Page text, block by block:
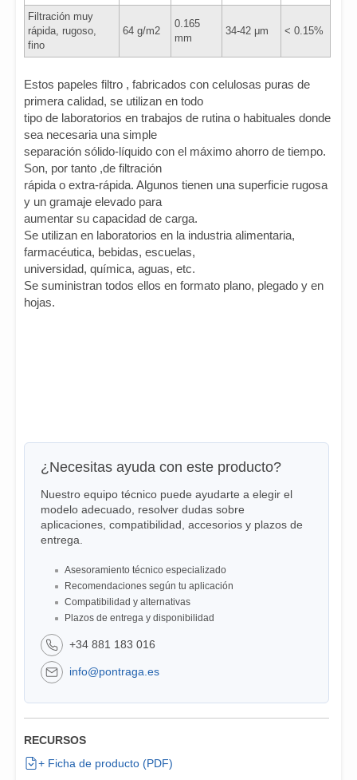
Filtración muy
rápida, rugoso,
fino
64 g/m2
0.165
mm
34-42 μm < 0.15%
Estos papeles filtro , fabricados con celulosas puras de
primera calidad, se utilizan en todo
tipo de laboratorios en trabajos de rutina o habituales donde
sea necesaria una simple
separación sólido-líquido con el máximo ahorro de tiempo.
Son, por tanto ,de filtración
rápida o extra-rápida. Algunos tienen una superficie rugosa
y un gramaje elevado para
aumentar su capacidad de carga.
Se utilizan en laboratorios en la industria alimentaria,
farmacéutica, bebidas, escuelas,
universidad, química, aguas, etc.
Se suministran todos ellos en formato plano, plegado y en
hojas.
¿Necesitas ayuda con este producto?
Nuestro equipo técnico puede ayudarte a elegir el
modelo adecuado, resolver dudas sobre
aplicaciones, compatibilidad, accesorios y plazos de
entrega.
Asesoramiento técnico especializado
Recomendaciones según tu aplicación
Compatibilidad y alternativas
Plazos de entrega y disponibilidad
+34 881 183 016
info@pontraga.es
RECURSOS
+ Ficha de producto (PDF)